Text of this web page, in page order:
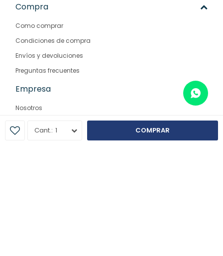
1 COMPRAR
Compra
Como comprar
Condiciones de compra
Envíos y devoluciones
Preguntas frecuentes
Empresa
Nosotros